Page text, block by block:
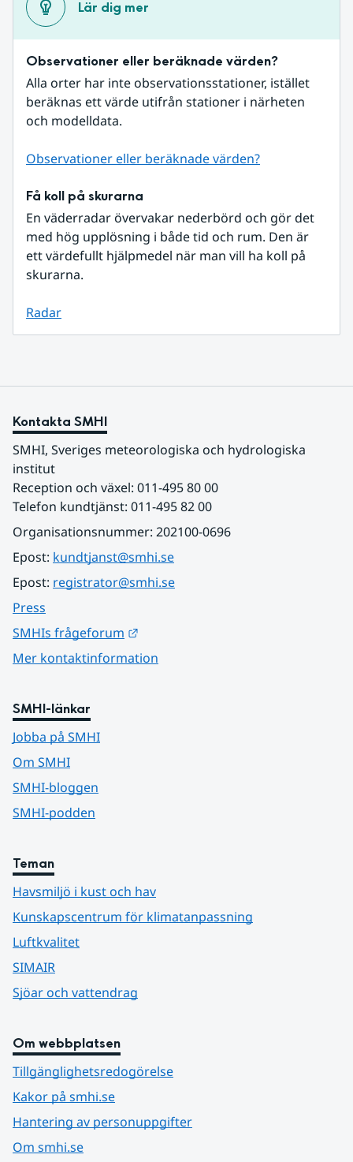
Lär dig mer
Observationer eller beräknade värden?
Alla orter har inte observationsstationer, istället
beräknas ett värde utifrån stationer i närheten
och modelldata.
Observationer eller beräknade värden?
Få koll på skurarna
En väderradar övervakar nederbörd och gör det
med hög upplösning i både tid och rum. Den är
ett värdefullt hjälpmedel när man vill ha koll på
skurarna.
Radar
Kontakta SMHI
SMHI, Sveriges meteorologiska och hydrologiska
institut
Reception och växel: 011-495 80 00
Telefon kundtjänst: 011-495 82 00
Organisationsnummer: 202100-0696
Epost: kundtjanst@smhi.se
Epost: registrator@smhi.se
Press
SMHIs frågeforum
Mer kontaktinformation
SMHI-länkar
Jobba på SMHI
Om SMHI
SMHI-bloggen
SMHI-podden
Teman
Havsmiljö i kust och hav
Kunskapscentrum för klimatanpassning
Luftkvalitet
SIMAIR
Sjöar och vattendrag
Om webbplatsen
Tillgänglighetsredogörelse
Kakor på smhi.se
Hantering av personuppgifter
Om smhi.se